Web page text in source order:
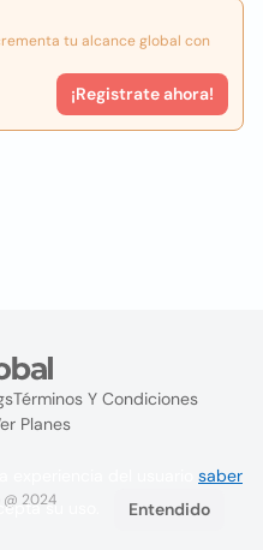
tu alcance global con
¡Registrate ahora!
Términos Y Condiciones
Planes
2024
saber
su uso. Entendido